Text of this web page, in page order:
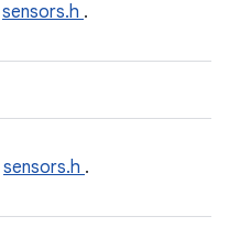
sensors.h .
sensors.h .